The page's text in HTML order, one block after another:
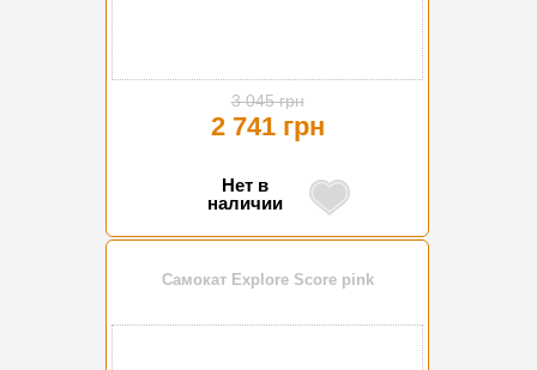
3 045 грн
2 741 грн
Нет в
наличии
Самокат Explore Score pink